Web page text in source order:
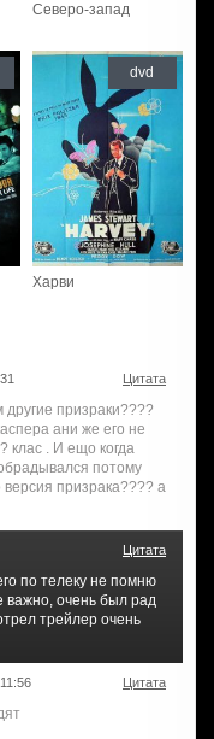
Северо-запад
Харви
dvd
Цитата
призраки????
ани же его не
. И ещо когда
потому
призрака???? а
Цитата
по телеку не помню
важно, очень был рад
трейлер очень
Цитата